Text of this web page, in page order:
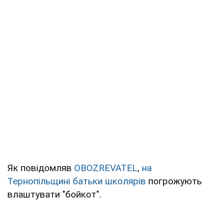
Як повідомляв OBOZREVATEL, на
Тернопільщині батьки школярів погрожують
влаштувати "бойкот".